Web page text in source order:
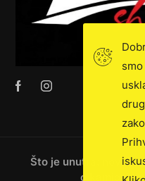
Što je unutra:
o